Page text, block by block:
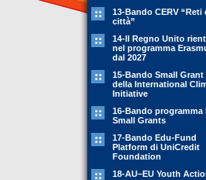
13-Bando CERV “Reti
città”
14-Il Regno Unito
nel programma
dal 2027
15-Bando Small Grant
della International
Initiative
16-Bando programma
Small Grants
17-Bando Edu-Fund
Platform di UniCredit
Foundation
18-AU–EU Youth